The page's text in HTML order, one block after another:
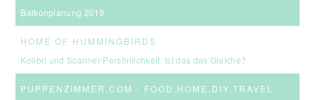
Balkonplanung 2019
HOME OF HUMMINGBIRDS
Kolibri und Scanner-Persönlichkeit: Ist das das Gleiche?
PUPPENZIMMER.COM - FOOD.HOME.DIY.TRAVEL